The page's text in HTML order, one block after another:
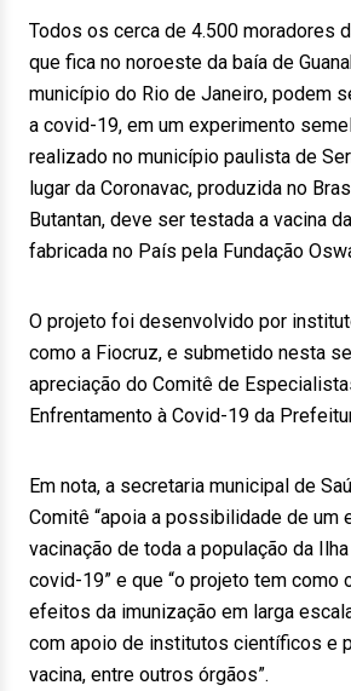
Todos os cerca de 4.500 moradores
que fica no noroeste da baía de
município do Rio de Janeiro, podem
a covid-19, em um experimento
realizado no município paulista de
lugar da Coronavac, produzida no
Butantan, deve ser testada a vacina
fabricada no País pela Fundação
O projeto foi desenvolvido por
como a Fiocruz, e submetido nesta
apreciação do Comitê de
Enfrentamento à Covid-19 da
Em nota, a secretaria municipal de
Comitê “apoia a possibilidade de um
vacinação de toda a população da
covid-19” e que “o projeto tem como
efeitos da imunização em larga
com apoio de institutos científicos e
vacina, entre outros órgãos”.